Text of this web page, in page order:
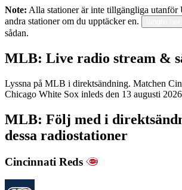
Note: Alla stationer är inte tillgängliga utanför
andra stationer om du upptäcker en.
sådan.
MLB: Live radio stream &
Lyssna på MLB i direktsändning. Matchen
Chicago White Sox inleds den 13 augusti
MLB: Följ med i
dessa radiostationer
Cincinnati Reds